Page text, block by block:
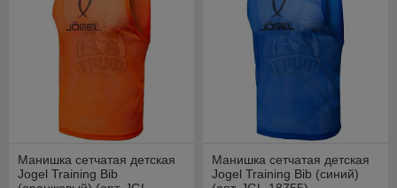
Манишка сетчатая детская
Jogel Training Bib
Манишка сетчатая детская
Jogel Training Bib (синий)